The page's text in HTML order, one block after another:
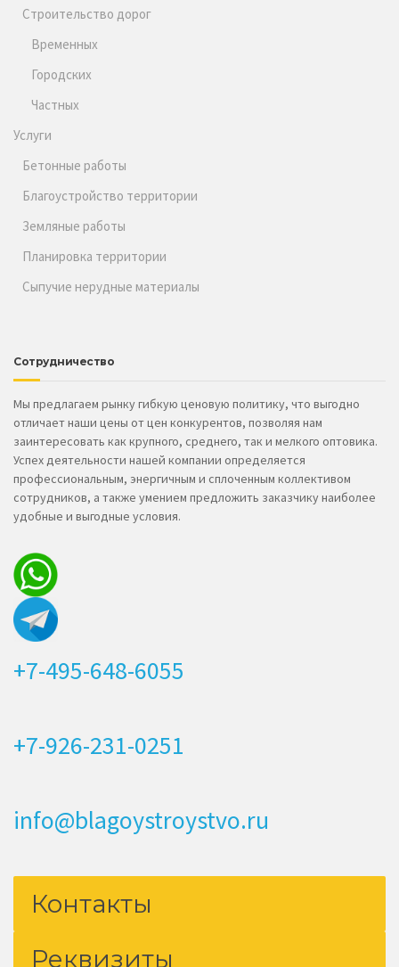
Строительство дорог
Временных
Городских
Частных
Услуги
Бетонные работы
Благоустройство территории
Земляные работы
Планировка территории
Сыпучие нерудные материалы
Сотрудничество
Мы предлагаем рынку гибкую ценовую политику, что выгодно
отличает наши цены от цен конкурентов, позволяя нам
заинтересовать как крупного, среднего, так и мелкого оптовика.
Успех деятельности нашей компании определяется
профессиональным, энергичным и сплоченным коллективом
сотрудников, а также умением предложить заказчику наиболее
удобные и выгодные условия.
+7-495-648-6055
+7-926-231-0251
info@blagoystroystvo.ru
Контакты
Реквизиты